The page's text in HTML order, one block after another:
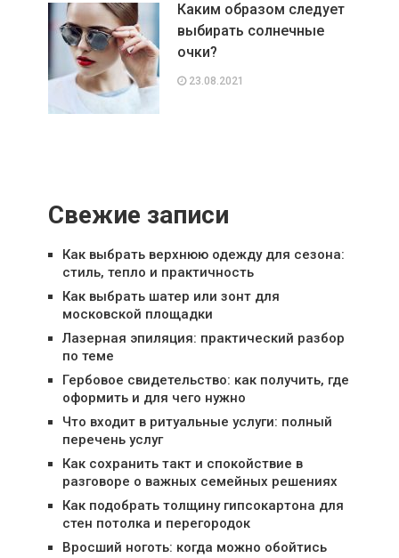
Каким образом следует
выбирать солнечные
очки?
23.08.2021
Свежие записи
Как выбрать верхнюю одежду для сезона:
стиль, тепло и практичность
Как выбрать шатер или зонт для
московской площадки
Лазерная эпиляция: практический разбор
по теме
Гербовое свидетельство: как получить, где
оформить и для чего нужно
Что входит в ритуальные услуги: полный
перечень услуг
Как сохранить такт и спокойствие в
разговоре о важных семейных решениях
Как подобрать толщину гипсокартона для
стен потолка и перегородок
Вросший ноготь: когда можно обойтись